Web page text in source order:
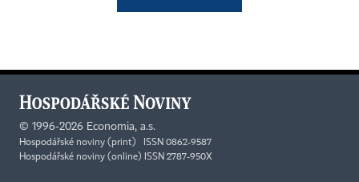
© 1996-2026 Economia, a.s.
Hospodářské noviny (print) ISSN 0862-9587
Hospodářské noviny (online) ISSN 2787-950X